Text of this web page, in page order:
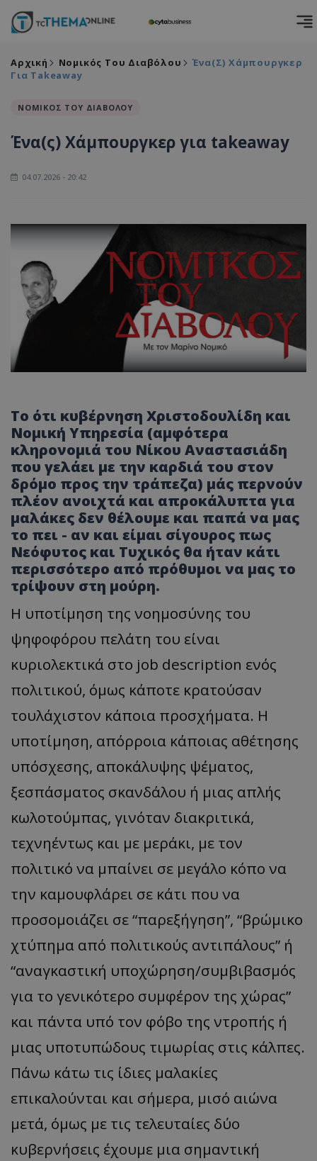
Αρχική Νομικός Του Διαβόλου
Ένα(ς) Χάμπουργκερ
Για Takeaway
ΝΟΜΙΚΟΣ ΤΟΥ ΔΙΑΒΟΛΟΥ
Ένα(ς) Χάμπουργκερ για takeaway
04.07.2026 - 20:42
Το ότι κυβέρνηση Χριστοδουλίδη και
Νομική Υπηρεσία (αμφότερα
κληρονομιά του Νίκου Αναστασιάδη
που γελάει με την καρδιά του στον
δρόμο προς την τράπεζα) μάς περνούν
πλέον ανοιχτά και απροκάλυπτα για
μαλάκες δεν θέλουμε και παπά να μας
το πει - αν και είμαι σίγουρος πως
Νεόφυτος και Τυχικός θα ήταν κάτι
περισσότερο από πρόθυμοι να μας το
τρίψουν στη μούρη.
Η υποτίμηση της νοημοσύνης του
ψηφοφόρου πελάτη του είναι
κυριολεκτικά στο job description ενός
πολιτικού, όμως κάποτε κρατούσαν
τουλάχιστον κάποια προσχήματα. Η
υποτίμηση, απόρροια κάποιας αθέτησης
υπόσχεσης, αποκάλυψης ψέματος,
ξεσπάσματος σκανδάλου ή μιας απλής
κωλοτούμπας, γινόταν διακριτικά,
τεχνηέντως και με μεράκι, με τον
πολιτικό να μπαίνει σε μεγάλο κόπο να
την καμουφλάρει σε κάτι που να
προσομοιάζει σε “παρεξήγηση”, “βρώμικο
χτύπημα από πολιτικούς αντιπάλους” ή
“αναγκαστική υποχώρηση/συμβιβασμός
για το γενικότερο συμφέρον της χώρας”
και πάντα υπό τον φόβο της ντροπής ή
μιας υποτυπώδους τιμωρίας στις κάλπες.
Πάνω κάτω τις ίδιες μαλακίες
επικαλούνται και σήμερα, μισό αιώνα
μετά, όμως με τις τελευταίες δύο
κυβερνήσεις έχουμε μια σημαντική